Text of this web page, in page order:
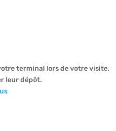
terminal lors de votre visite.
leur dépôt.